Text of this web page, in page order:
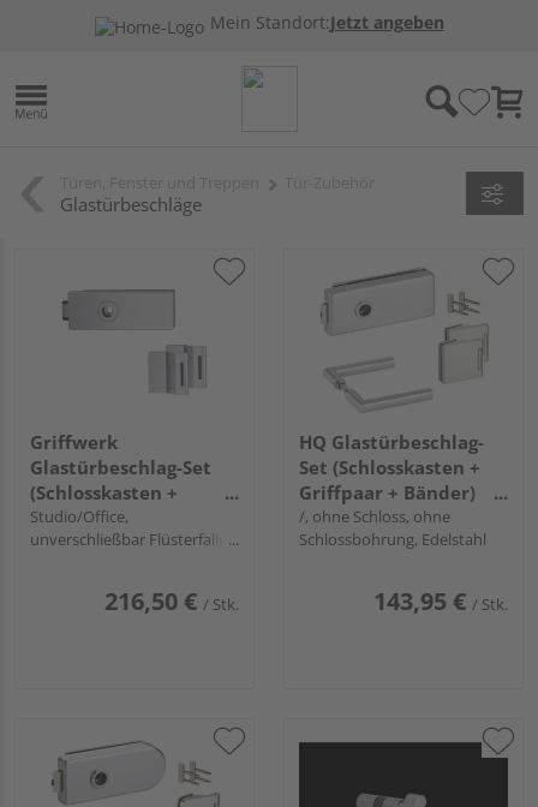
Mein Standort:Jetzt angeben
Glastürbeschläge
Griffwerk
Glastürbeschlag-Set
(Schlosskasten +
Bänder) "PURISTO S"
Studio/Office,
unverschließbar Flüsterfalle,
216,50 € / Stk.
HQ Glastürbeschlag-
Set (Schlosskasten +
Griffpaar + Bänder)
"Vetro Grande"
/, ohne Schloss, ohne
Schlossbohrung, Edelstahl
143,95 € / Stk.